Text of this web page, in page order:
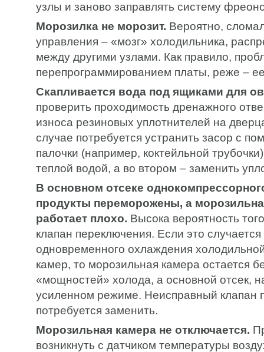
узлы и заново заправлять систему
Морозилка не морозит. Вероятно,
управления – «мозг» холодильника,
между другими узлами. Как правило,
перепрограммированием платы, реже –
Скапливается вода под ящиками для
проверить проходимость дренажного
износа резиновых уплотнителей на
случае потребуется устранить засор с
палочки (например, коктейльной
теплой водой, а во втором – заменить
В основном отсеке
продукты переморожены, а
работает плохо. Высока вероятность
клапан переключения. Если это
одновременного охлаждения
камер, то морозильная камера остается
«мощностей» холода, а основной отсек,
усиленном режиме. Неисправный клапан
потребуется заменить.
Морозильная камера не отключается.
возникнуть с датчиком температуры